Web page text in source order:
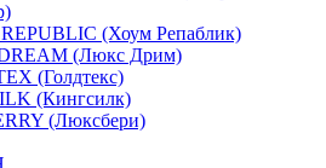
(Хоум Репаблик)
(Люкс Дрим)
(Голдтекс)
(Кингсилк)
(Люксбери)